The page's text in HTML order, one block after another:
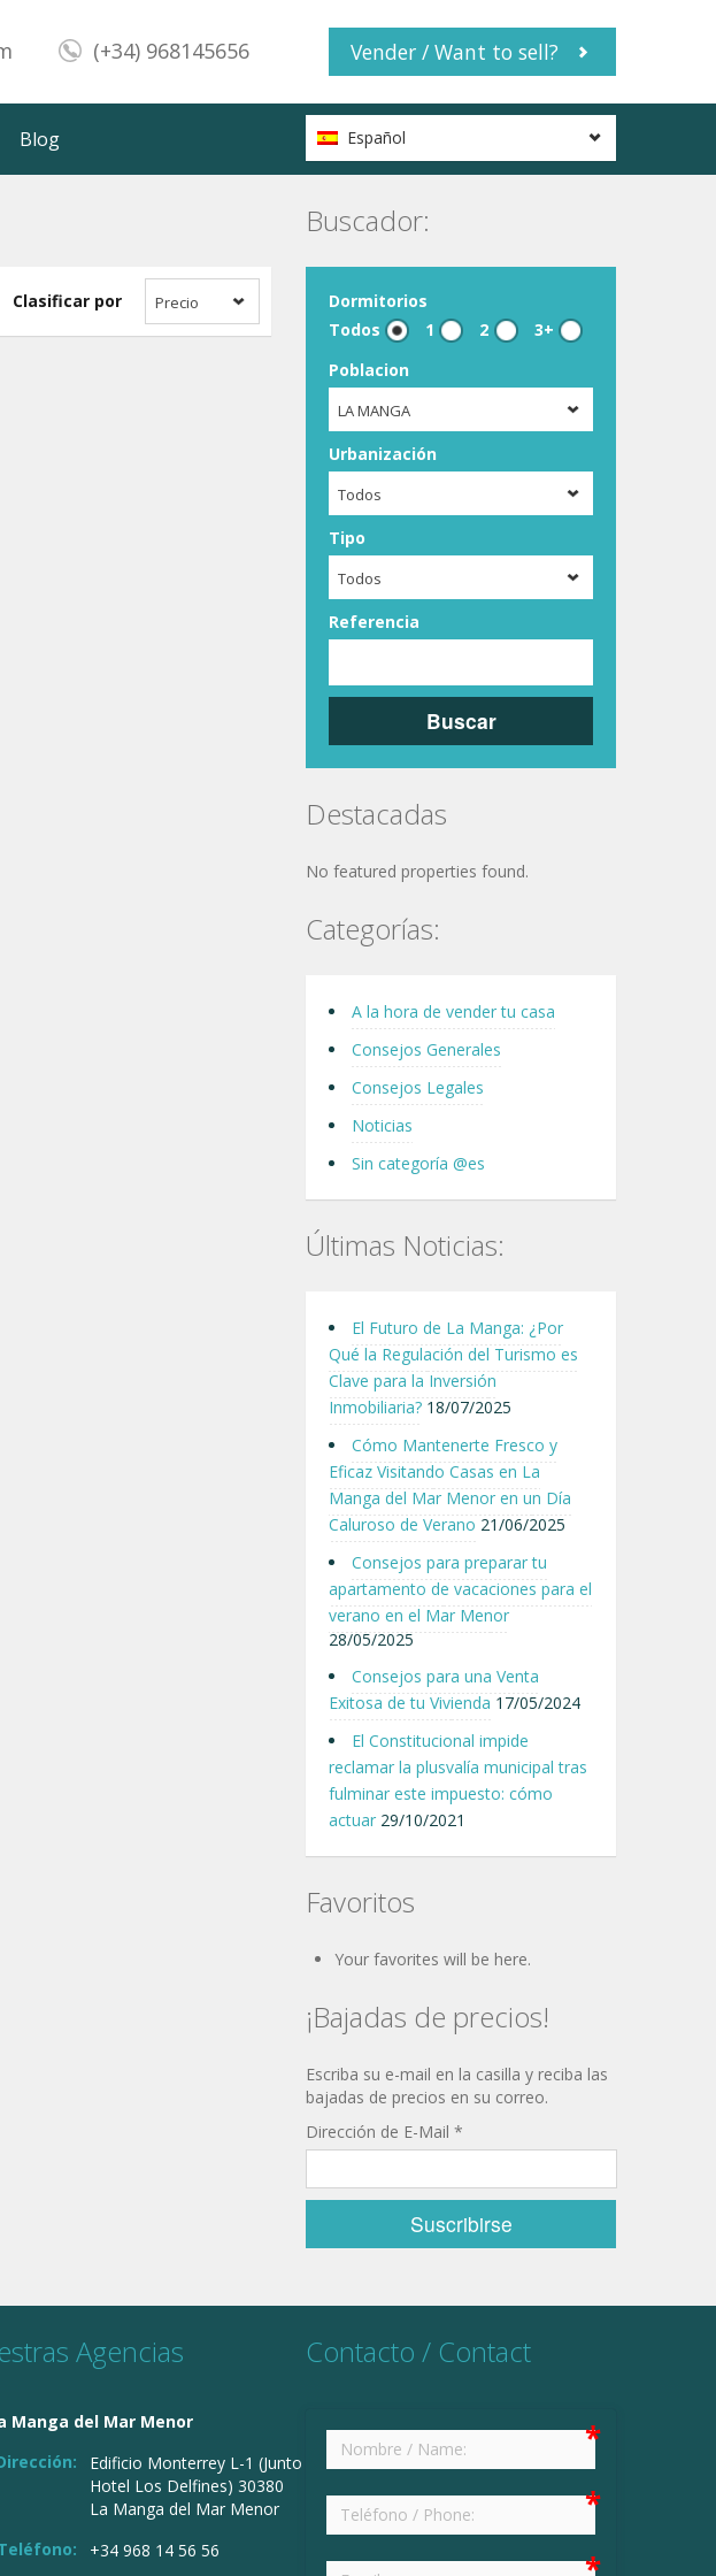
(+34) 968145656 Vender / Want to sell?
Blog Español
Clasificar por Precio
Buscador:
Dormitorios
Todos
1 2
3+
Poblacion
LA MANGA
Urbanización
Todos
Tipo
Todos
Referencia
Buscar
Destacadas
No featured properties found.
Categorías:
A la hora de vender tu casa
Consejos Generales
Consejos Legales
Noticias
Sin categoría @es
Últimas Noticias:
El Futuro de La Manga: ¿Por
Qué la Regulación del Turismo es
Clave para la Inversión
Inmobiliaria? 18/07/2025
Cómo Mantenerte Fresco y
Eficaz Visitando Casas en La
Manga del Mar Menor en un Día
Caluroso de Verano 21/06/2025
Consejos para preparar tu
apartamento de vacaciones para el
verano en el Mar Menor
28/05/2025
Consejos para una Venta
Exitosa de tu Vivienda 17/05/2024
El Constitucional impide
reclamar la plusvalía municipal tras
fulminar este impuesto: cómo
actuar 29/10/2021
Favoritos
Your favorites will be here.
¡Bajadas de precios!
Escriba su e-mail en la casilla y reciba las
bajadas de precios en su correo.
Dirección de E-Mail *
Agencias
Manga del Mar Menor
Edificio Monterrey L-1 (Junto
Hotel Los Delfines) 30380
La Manga del Mar Menor
+34 968 14 56 56
Contacto / Contact